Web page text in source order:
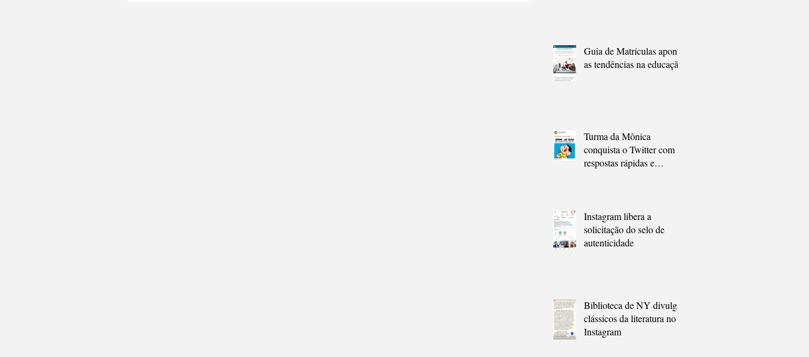
Guia de Matrículas aponta
as tendências na educação
Turma da Mônica
conquista o Twitter com
respostas rápidas e
Instagram libera a
solicitação do selo de
autenticidade
Biblioteca de NY divulga
clássicos da literatura no
Instagram